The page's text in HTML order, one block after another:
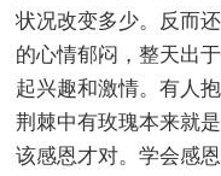
状况改变多少。反而
的心情郁闷，整天出
起兴趣和激情。有人
荆棘中有玫瑰本来就
该感恩才对。学会感